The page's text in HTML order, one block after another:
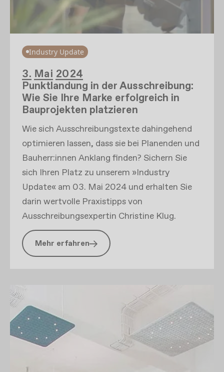
Industry Update
3. Mai 2024
Punktlandung in der Ausschreibung:
Wie Sie Ihre Marke erfolgreich in
Bauprojekten platzieren
Wie sich Ausschreibungstexte dahingehend
optimieren lassen, dass sie bei Planenden und
Bauherr:innen Anklang finden? Sichern Sie
sich Ihren Platz zu unserem »Industry
Update« am 03. Mai 2024 und erhalten Sie
darin wertvolle Praxistipps von
Ausschreibungsexpertin Christine Klug.
Mehr erfahren